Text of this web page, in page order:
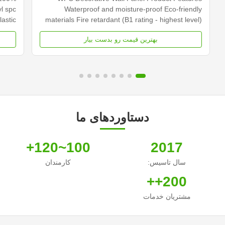
Waterproof and moisture-proof Eco-friendly
materials Fire retardant (B1 rating - highest level)
Easy to clean and maintain Good thermal
insulation properties Specifications Material Wood
بهترین قیمت رو بدست بیار
spc
is
دستاوردهای ما
2017
سال تاسیس:
100~120+
کارمندان
200++
مشتریان خدمات